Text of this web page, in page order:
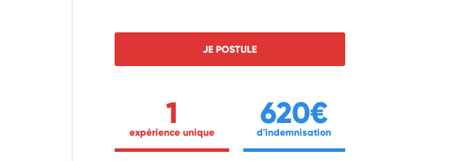
JE POSTULE
1
expérience unique
620€
d'indemnisation